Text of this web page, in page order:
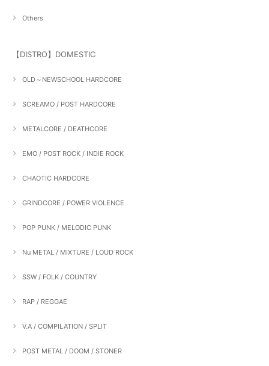
Others
【DISTRO】DOMESTIC
OLD～NEWSCHOOL HARDCORE
SCREAMO / POST HARDCORE
METALCORE / DEATHCORE
EMO / POST ROCK / INDIE ROCK
CHAOTIC HARDCORE
GRINDCORE / POWER VIOLENCE
POP PUNK / MELODIC PUNK
Nu METAL / MIXTURE / LOUD ROCK
SSW / FOLK / COUNTRY
RAP / REGGAE
V.A / COMPILATION / SPLIT
POST METAL / DOOM / STONER